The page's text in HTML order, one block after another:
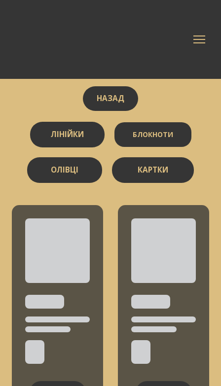
НАЗАД
ЛІНІЙКИ БЛОКНОТИ
ОЛІВЦІ КАРТКИ